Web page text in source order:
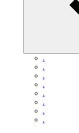
.
.
.
.
.
.
.
.